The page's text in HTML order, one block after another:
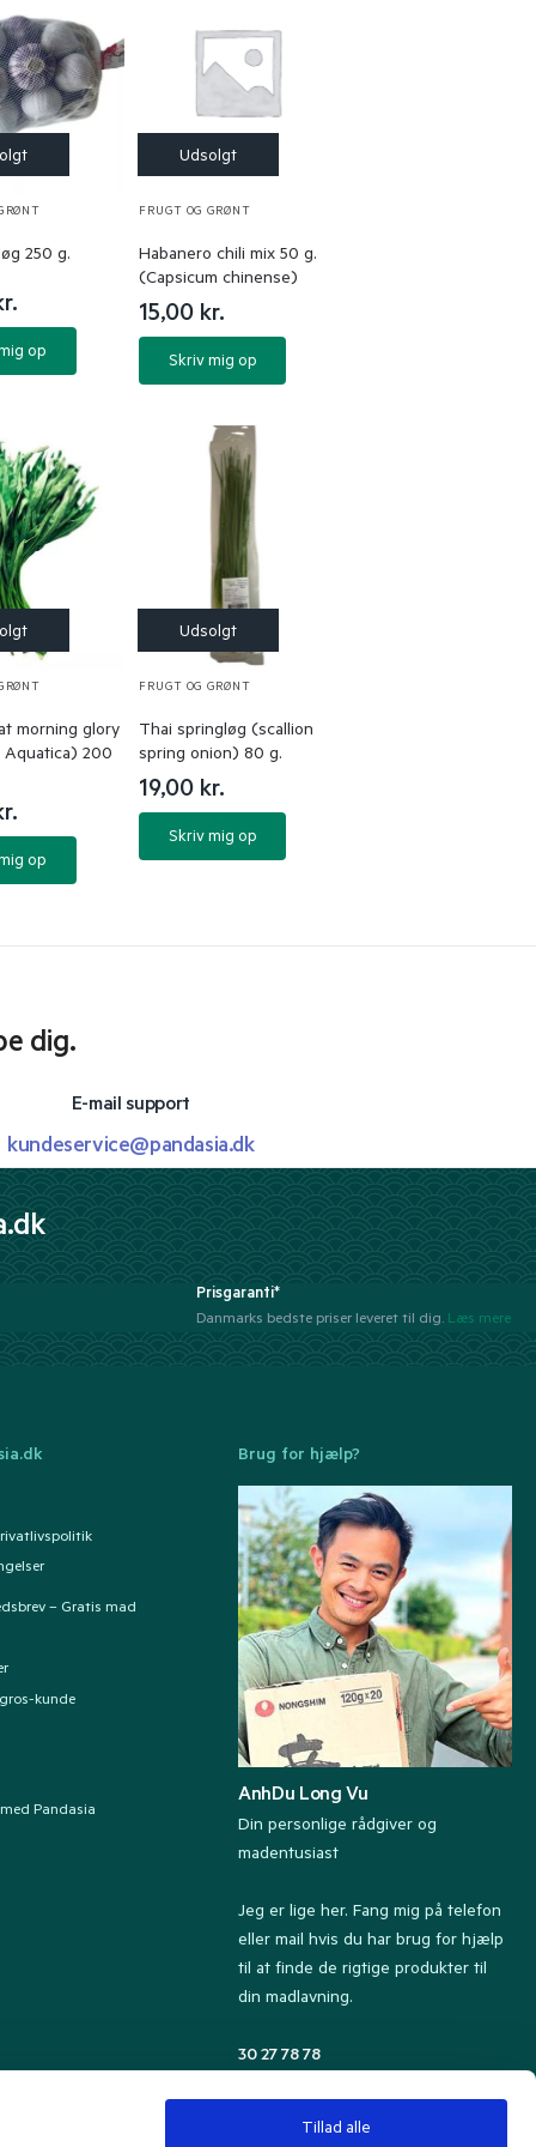
Tillad alle
250 g.
op
FRUGT OG GRØNT
Habanero chili mix 50 g.
(Capsicum chinense)
15,00 kr.
Skriv mig op
morning glory
Aquatica) 200
op
FRUGT OG GRØNT
Thai springløg (scallion
spring onion) 80 g.
19,00 kr.
Skriv mig op
dig.
E-mail support
kundeservice@pandasia.dk
Prisgaranti*
Danmarks bedste priser leveret til dig. Læs mere
– Gratis mad
kunde
Pandasia
Brug for hjælp?
AnhDu Long Vu
Din personlige rådgiver og
madentusiast
Jeg er lige her. Fang mig på telefon
eller mail hvis du har brug for hjælp
til at finde de rigtige produkter til
din madlavning.
30 27 78 78